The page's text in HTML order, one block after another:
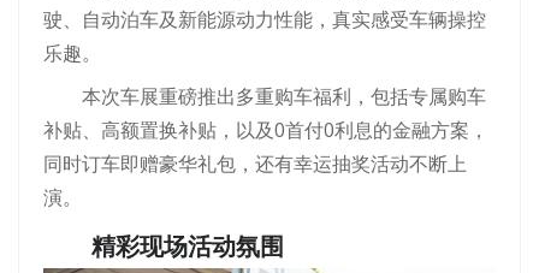
驶、自动泊车及新能源动力性能，真实感受车辆操控
乐趣。
本次车展重磅推出多重购车福利，包括专属购车
补贴、高额置换补贴，以及0首付0利息的金融方案，
同时订车即赠豪华礼包，还有幸运抽奖活动不断上
演。
精彩现场活动氛围